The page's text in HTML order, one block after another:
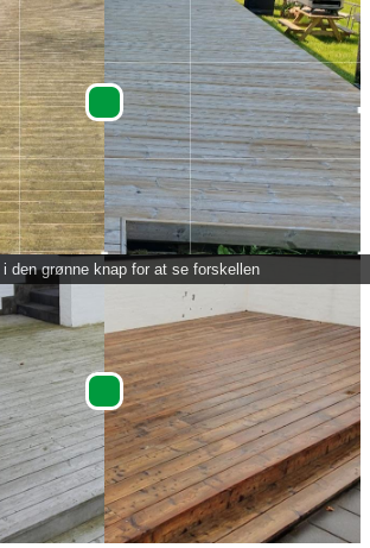
den grønne knap for at se forskellen